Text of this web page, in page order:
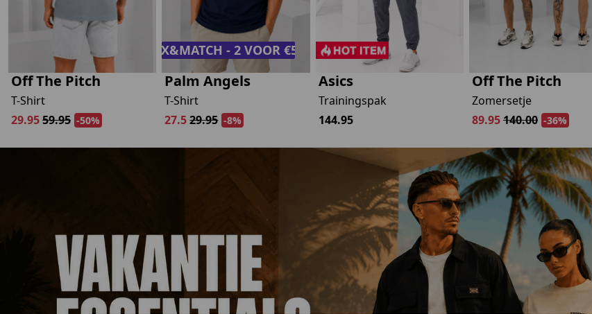
Off The Pitch
T-Shirt
29.9559.95 -50%
MIX&MATCH - 2 VOOR €50,-
Palm Angels
T-Shirt
27.529.95 -8%
Asics
Trainingspak
144.95
Off The Pitch
Zomersetje
89.95140.00 -36%